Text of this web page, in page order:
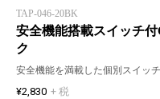
TAP-046-20BK
安全機能搭載スイッチ
ク
安全機能を満載した個別スイッ
¥2,830 + 税